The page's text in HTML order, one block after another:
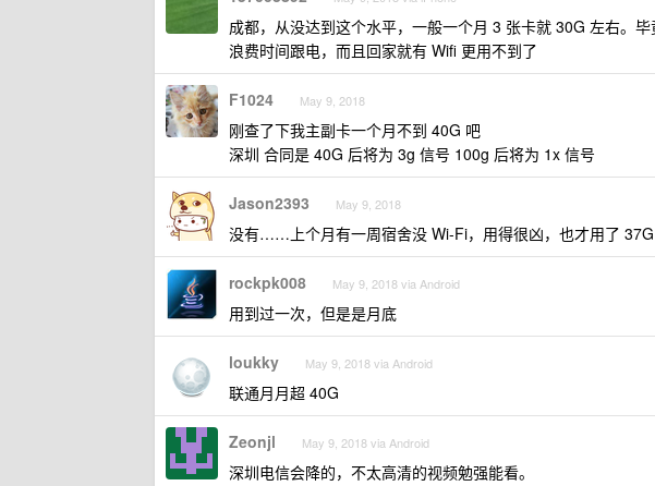
成都，从没达到这个水平，一般一个月 3 张卡就 30G 左右。
浪费时间跟电，而且回家就有 Wifi 更用不到了
F1024 May 9, 2018
刚查了下我主副卡一个月不到 40G 吧
深圳 合同是 40G 后将为 3g 信号 100g 后将为 1x 信号
Jason2393 May 9, 2018
没有……上个月有一周宿舍没 Wi-Fi，用得很凶，也才用了
rockpk008 May 9, 2018 via Android
用到过一次，但是是月底
loukky May 9, 2018 via Android
联通月月超 40G
Zeonjl May 9, 2018 via Android
深圳电信会降的，不太高清的视频勉强能看。